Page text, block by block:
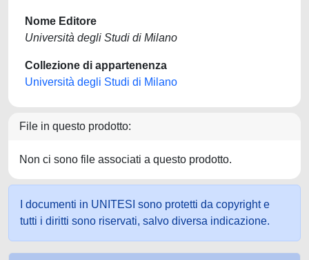
Nome Editore
Università degli Studi di Milano
Collezione di appartenenza
Università degli Studi di Milano
File in questo prodotto:
Non ci sono file associati a questo prodotto.
I documenti in UNITESI sono protetti da copyright e
tutti i diritti sono riservati, salvo diversa indicazione.